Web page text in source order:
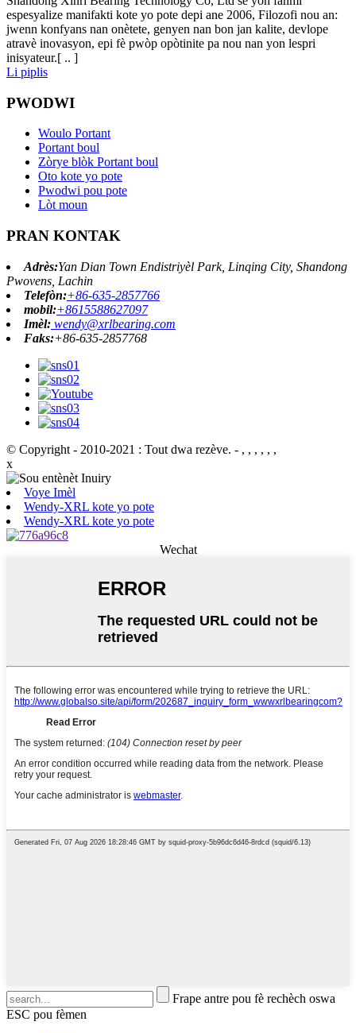
espesyalize manifakti kote yo pote depi ane 2006, Filozofi nou an:
jwenn konfyans nan onètete, genyen nan bon jan kalite, devlope
atravè inovasyon, epi fè pwòp opòtinite pa nou nan yon lespri
inisyateur.[ .. ]
Li piplis
PWODWI
Woulo Portant
Portant boul
Zòrye blòk Portant boul
Oto kote yo pote
Pwodwi pou pote
Lòt moun
PRAN KONTAK
Adrès:Yan Dian Town Endistriyèl Park, Linqing City, Shandong
Pwovens, Lachin
Telefòn:+86-635-2857766
mobil:+8615588627097
Imèl: wendy@xrlbearing.com
Faks:+86-635-2857768
© Copyright - 2010-2021 : Tout dwa rezève. - , , , , , ,
x
Voye Imèl
Wendy-XRL kote yo pote
Wendy-XRL kote yo pote
Wechat
Frape antre pou fè rechèch oswa
ESC pou fèmen